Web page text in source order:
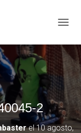
M
D
O
2
el10 agosto,